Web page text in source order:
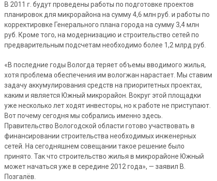
В 2011 г. будут проведены работы по подготовке проектов
планировок для микрорайона на сумму 4,6 млн руб. и работы по
корректировке Генерального плана города на сумму 3,4 млн
руб. Кроме того, на модернизацию и строительство сетей по
предварительным подсчетам необходимо более 1,2 млрд руб.
«В последние годы Вологда теряет объемы вводимого жилья,
хотя проблема обеспечения им вологжан нарастает. Мы ставим
задачу аккумулирования средств на приоритетных проектах,
каким и является Южный микрорайон. Вокруг этой площадки
уже несколько лет ходят инвесторы, но к работе не приступают.
Вот почему сегодня мы собрались именно здесь.
Правительство Вологодской области готово участвовать в
финансировании строительства необходимых инженерных
сетей. На сегодняшнем совещании такое решение было
принято. Так что строительство жилья в микрорайоне Южный
может начаться уже в середине 2012 года», — заявил В.
Позгалёв.